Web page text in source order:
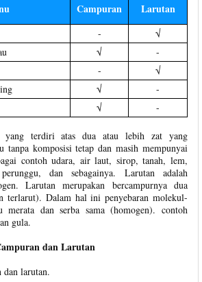
Campuran Larutan
-
√
√
-
-
√
√
-
√ -
yang terdiri atas dua atau lebih zat yang
tanpa komposisi tetap dan masih mempunyai
contoh udara, air laut, sirop, tanah, lem,
dan sebagainya. Larutan adalah
Larutan merupakan bercampurnya dua
terlarut). Dalam hal ini penyebaran molekul-
dan serba sama (homogen). contoh
gula.
dan Larutan
dan larutan.